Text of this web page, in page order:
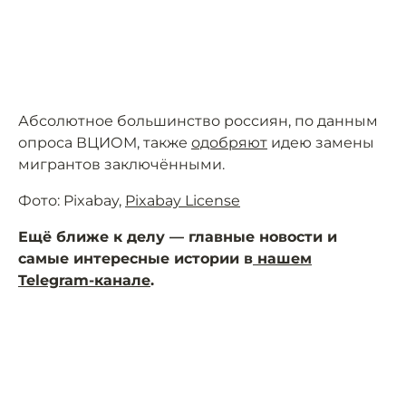
Абсолютное большинство россиян, по данным
опроса ВЦИОМ, также одобряют идею замены
мигрантов заключёнными.
Фото: Pixabay, Pixabay License
Ещё ближе к делу — главные новости и
самые интересные истории в нашем
Telegram-канале.